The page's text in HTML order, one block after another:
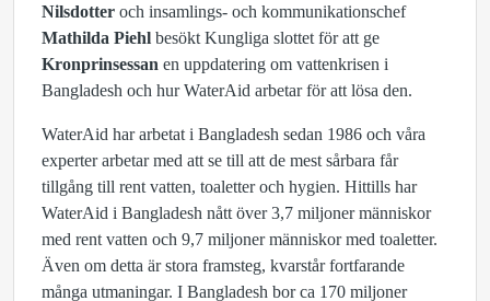
Nilsdotter och insamlings- och kommunikationschef
Mathilda Piehl besökt Kungliga slottet för att ge
Kronprinsessan en uppdatering om vattenkrisen i
Bangladesh och hur WaterAid arbetar för att lösa den.
WaterAid har arbetat i Bangladesh sedan 1986 och våra
experter arbetar med att se till att de mest sårbara får
tillgång till rent vatten, toaletter och hygien. Hittills har
WaterAid i Bangladesh nått över 3,7 miljoner människor
med rent vatten och 9,7 miljoner människor med toaletter.
Även om detta är stora framsteg, kvarstår fortfarande
många utmaningar. I Bangladesh bor ca 170 miljoner